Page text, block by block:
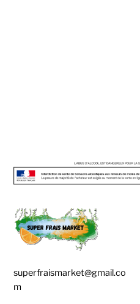
superfraismarket@gmail.co
m